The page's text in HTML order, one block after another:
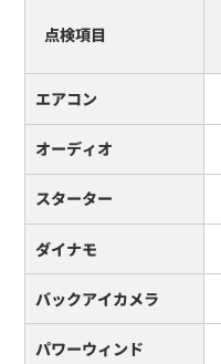
点検項目
エアコン
オーディオ
スターター
ダイナモ
バックアイカメラ
パワーウィンド